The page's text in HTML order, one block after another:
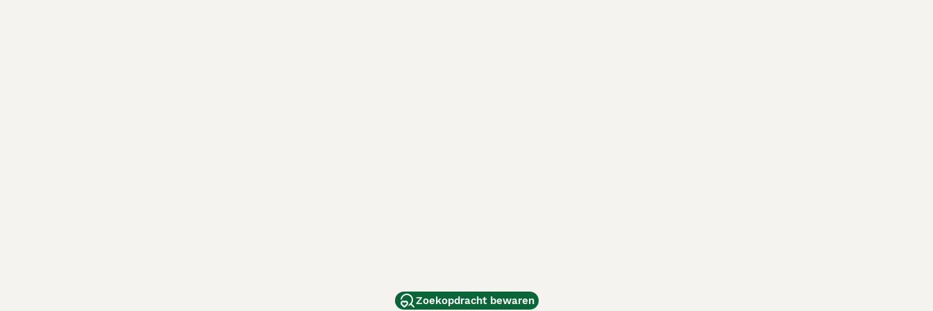
Zoekopdracht bewaren